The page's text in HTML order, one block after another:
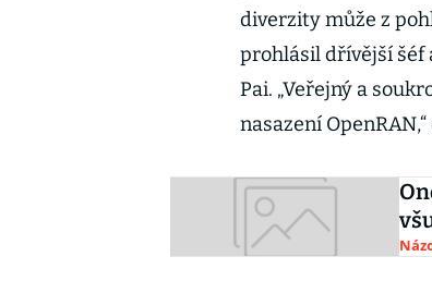
diverzity může z
prohlásil dřívější šéf
Pai. „Veřejný a
nasazení